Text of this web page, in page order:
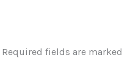
Required fields are marked